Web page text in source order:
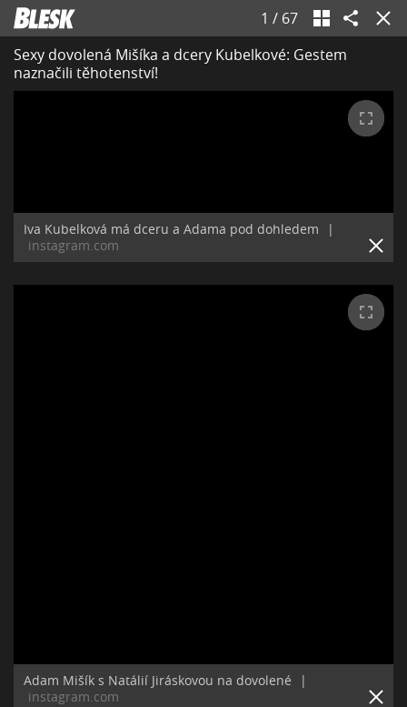
1 / 67
Sexy dovolená Mišíka a dcery Kubelkové: Gestem
naznačili těhotenství!
Iva Kubelková má dceru a Adama pod dohledem
|
instagram.com
Adam Mišík s Natálií Jiráskovou na dovolené
|
instagram.com